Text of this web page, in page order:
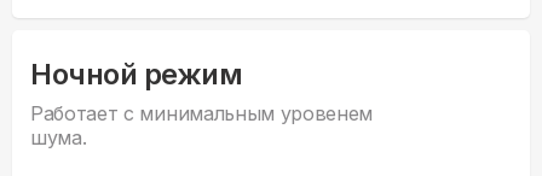
Ночной режим
Работает с минимальным уровенем
шума.